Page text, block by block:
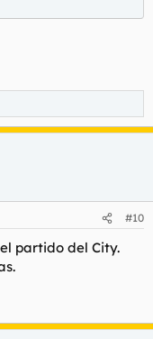
#10
partido del City.